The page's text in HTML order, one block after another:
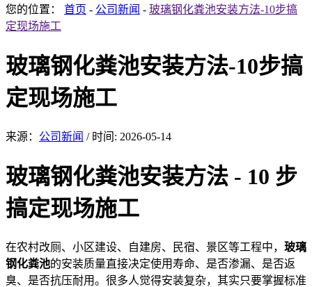
您的位置： 首页 - 公司新闻 - 玻璃钢化粪池安装方法-10步搞
定现场施工
玻璃钢化粪池安装方法-10步搞
定现场施工
来源： 公司新闻 / 时间: 2026-05-14
玻璃钢化粪池安装方法 - 10 步
搞定现场施工
在农村改厕、小区建设、自建房、民宿、景区等工程中， 玻璃
钢化粪池的安装质量直接决定使用寿命、是否渗漏、是否返
臭、是否抗压耐用。很多人觉得安装复杂，其实只要掌握标准